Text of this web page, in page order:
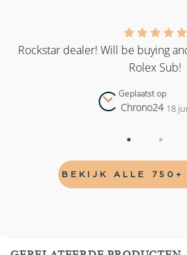
Rockstar dealer! Will be buying
Rolex Sub!
Geplaatst op
Chrono24 18
BEKIJK ALLE 750+